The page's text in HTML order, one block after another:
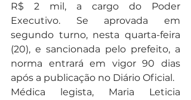
R$ 2 mil, a cargo do Poder
Executivo. Se aprovada em
segundo turno, nesta quarta-feira
(20), e sancionada pelo prefeito, a
norma entrará em vigor 90 dias
após a publicação no Diário Oficial.
Médica legista, Maria Leticia